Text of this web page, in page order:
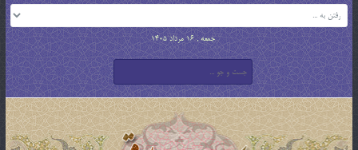
جمعه , 16 مرداد 1405